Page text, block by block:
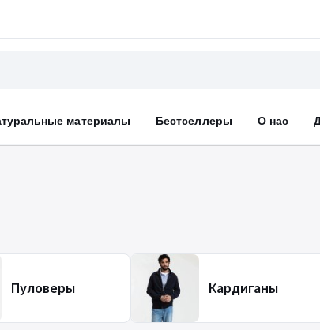
материалы Бестселлеры О нас
Пуловеры Кардиганы